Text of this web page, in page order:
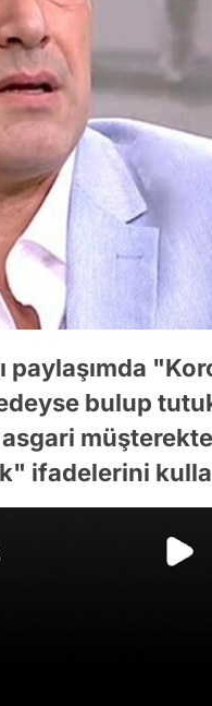
paylaşımda
bulup
asgari
ifadelerini